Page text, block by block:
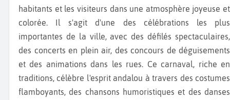
habitants et les visiteurs dans une atmosphère joyeuse et
colorée. Il s'agit d'une des célébrations les plus
importantes de la ville, avec des défilés spectaculaires,
des concerts en plein air, des concours de déguisements
et des animations dans les rues. Ce carnaval, riche en
traditions, célèbre l'esprit andalou à travers des costumes
flamboyants, des chansons humoristiques et des danses